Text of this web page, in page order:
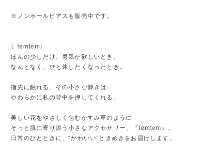
※ノンホールピアスも販売中です。
〖temtem〗
ほんの少しだけ、勇気が欲しいとき。
なんとなく、ひと休したくなったとき。
指先に触れる、その小さな輝きは
やわらかに私の背中を押してくれる。
美しい花をやさしく包むかすみ草のように
そっと肌に寄り添う小さなアクセサリー、『temtem』。
日常のひとときに、“かわいい”ときめきをお届けします。